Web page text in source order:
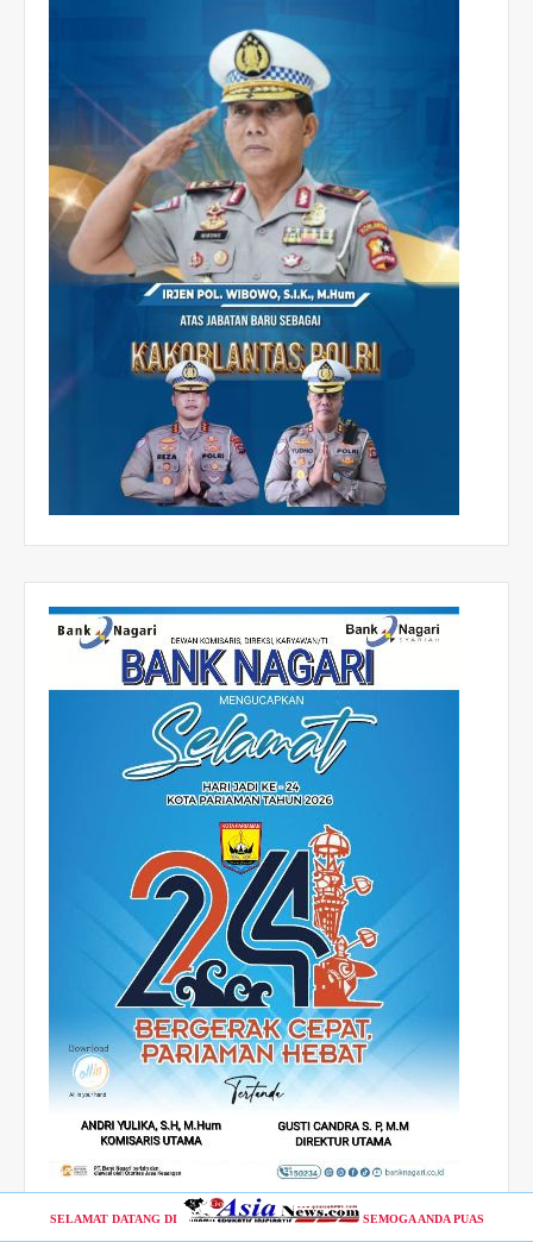
SELAMAT DATANG DI SEMOGA ANDA PUAS